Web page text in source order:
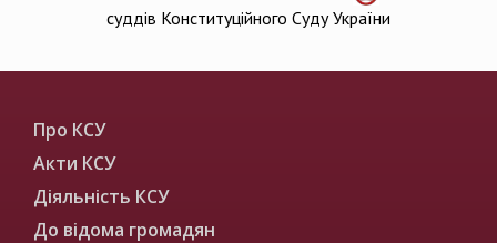
суддів Конституційного Суду України
Про КСУ
Акти КСУ
Діяльність КСУ
До відома громадян